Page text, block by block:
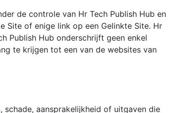
de controle van Hr Tech Publish Hub en
Site of enige link op een Gelinkte Site. Hr
Publish Hub onderschrijft geen enkel
te krijgen tot een van de websites van
aansprakelijkheid of uitgaven die